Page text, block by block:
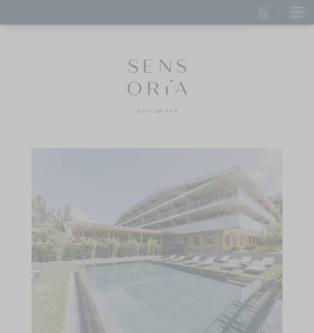
SENSORIA DOLOMITES
Come arrivare
Wellness Aphrodite
SOGGIORNO
PACE DEI SENSI